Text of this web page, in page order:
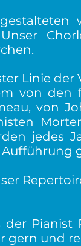
Linie
von den
von
jedes
gern und